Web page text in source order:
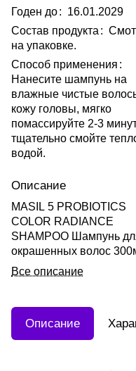
Годен до: 16.01.2029
Состав продукта :
на упаковке.
Способ применения :
Нанесите шампунь на
влажные чистые
кожу головы, мягко
помассируйте 2-3
тщательно смойте
водой.
Описание
MASIL 5 PROBIOTICS
COLOR RADIANCE
SHAMPOO Шампунь
окрашенных волос
Все описание
Описание